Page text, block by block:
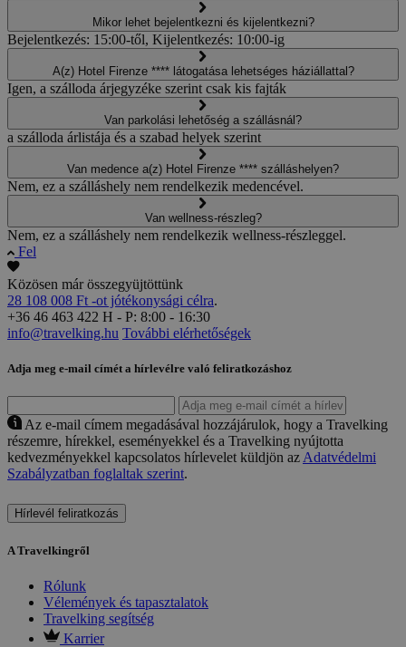
Mikor lehet bejelentkezni és kijelentkezni?
Bejelentkezés: 15:00-től, Kijelentkezés: 10:00-ig
A(z) Hotel Firenze **** látogatása lehetséges háziállattal?
Igen, a szálloda árjegyzéke szerint csak kis fajták
Van parkolási lehetőség a szállásnál?
a szálloda árlistája és a szabad helyek szerint
Van medence a(z) Hotel Firenze **** szálláshelyen?
Nem, ez a szálláshely nem rendelkezik medencével.
Van wellness-részleg?
Nem, ez a szálláshely nem rendelkezik wellness-részleggel.
Fel
Közösen már összegyüjtöttünk
28 108 008 Ft -ot jótékonysági célra.
+36 46 463 422 H - P: 8:00 - 16:30
info@travelking.hu További elérhetőségek
Adja meg e-mail címét a hírlevélre való feliratkozáshoz
Az e-mail címem megadásával hozzájárulok, hogy a Travelking
részemre, hírekkel, eseményekkel és a Travelking nyújtotta
kedvezményekkel kapcsolatos hírlevelet küldjön azAdatvédelmi
Szabályzatban foglaltak szerint.
Hírlevél feliratkozás
A Travelkingről
Rólunk
Vélemények és tapasztalatok
Travelking segítség
Karrier